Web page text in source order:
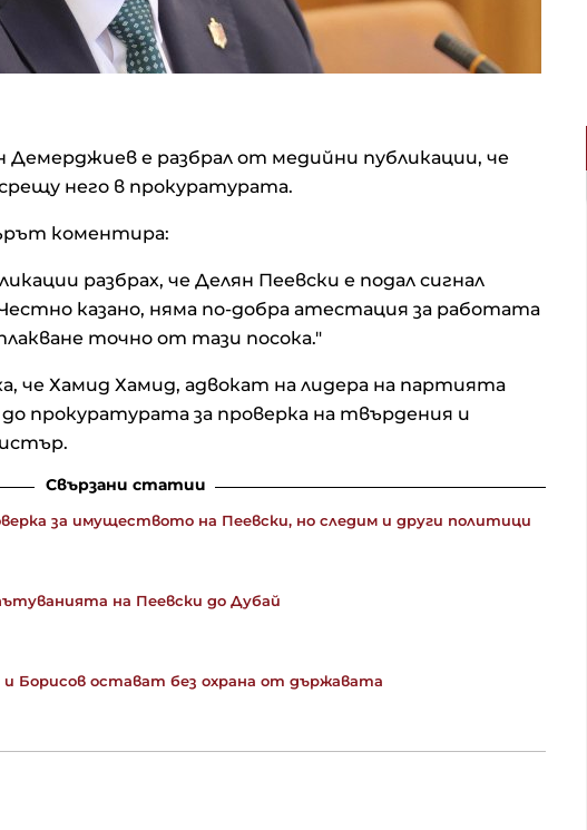
е разбрал от медийни публикации, че
него в прокуратурата.
коментира:
разбрах, че Делян Пеевски е подал сигнал
казано, няма по-добра атестация за работата
точно от тази посока."
че Хамид Хамид, адвокат на лидера на партията
до прокуратурата за проверка на твърдения и
Свързани статии
за имуществото на Пеевски, но следим и други политици
на Пеевски до Дубай
Борисов остават без охрана от държавата